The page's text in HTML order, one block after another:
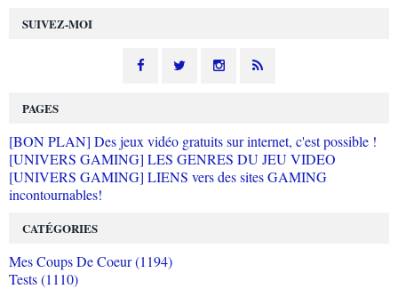
SUIVEZ-MOI
PAGES
[BON PLAN] Des jeux vidéo gratuits sur internet, c'est possible !
[UNIVERS GAMING] LES GENRES DU JEU VIDEO
[UNIVERS GAMING] LIENS vers des sites GAMING
incontournables!
CATÉGORIES
Mes Coups De Coeur (1194)
Tests (1110)